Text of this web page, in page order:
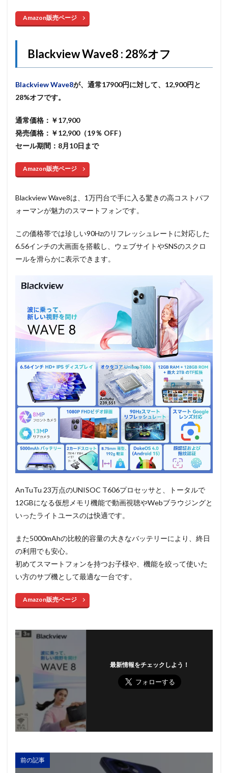
Amazon販売ページ
Blackview Wave8 : 28%オフ
Blackview Wave8が、通常17900円に対して、12,900円と
28%オフです。
通常価格：￥17,900
発売価格：￥12,900（19％ OFF）
セール期間：8月10日まで
Amazon販売ページ
Blackview Wave8は、1万円台で手に入る驚きの高コストパフ
ォーマンが魅力のスマートフォンです。
この価格帯では珍しい90Hzのリフレッシュレートに対応した
6.56インチの大画面を搭載し、ウェブサイトやSNSのスクロ
ールを滑らかに表示できます。
AnTuTu 23万点のUNISOC T606プロセッサと、トータルで
12GBになる仮想メモリ機能で動画視聴やWebブラウジングと
いったライトユースのは快適です。
また5000mAhの比較的容量の大きなバッテリーにより、終日
の利用でも安心。
初めてスマートフォンを持つお子様や、機能を絞って使いた
い方のサブ機として最適な一台です。
Amazon販売ページ
最新情報をチェックしよう！
前の記事